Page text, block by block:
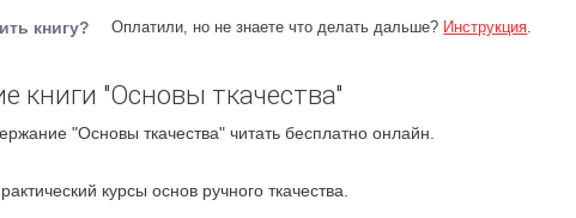
книгу? Оплатили, но не знаете что делать дальше? Инструкция.
книги "Основы ткачества"
"Основы ткачества" читать бесплатно онлайн.
курсы основ ручного ткачества.